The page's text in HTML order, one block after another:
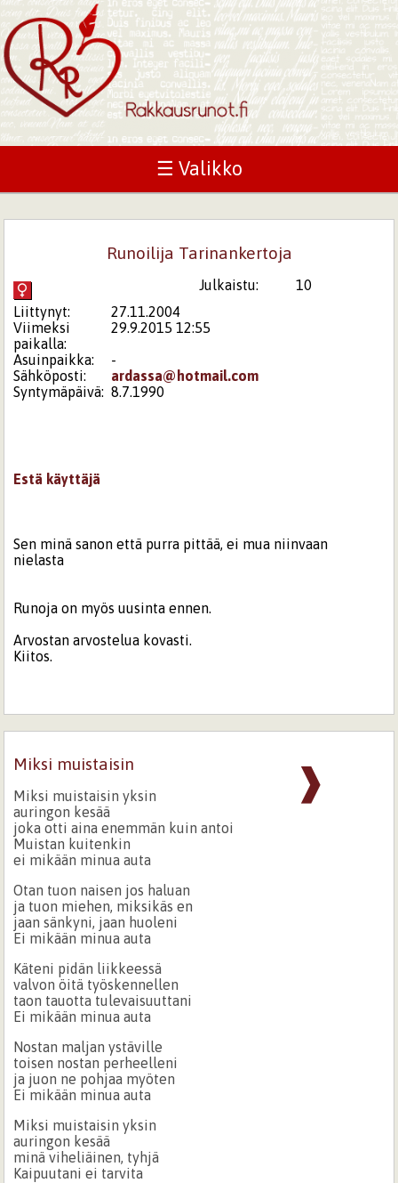
☰ Valikko
Runoilija Tarinankertoja
Julkaistu:
10
Liittynyt:
27.11.2004
Viimeksi
paikalla:
29.9.2015 12:55
Asuinpaikka:
-
Sähköposti:
ardassa@hotmail.com
Syntymäpäivä: 8.7.1990
Estä käyttäjä
Sen minä sanon että purra pittää, ei mua niinvaan
nielasta
Runoja on myös uusinta ennen.
Arvostan arvostelua kovasti.
Kiitos.
❱
Miksi muistaisin
Miksi muistaisin yksin
auringon kesää
joka otti aina enemmän kuin antoi
Muistan kuitenkin
ei mikään minua auta
Otan tuon naisen jos haluan
ja tuon miehen, miksikäs en
jaan sänkyni, jaan huoleni
Ei mikään minua auta
Käteni pidän liikkeessä
valvon öitä työskennellen
taon tauotta tulevaisuuttani
Ei mikään minua auta
Nostan maljan ystäville
toisen nostan perheelleni
ja juon ne pohjaa myöten
Ei mikään minua auta
Miksi muistaisin yksin
auringon kesää
minä viheliäinen, tyhjä
Kaipuutani ei tarvita